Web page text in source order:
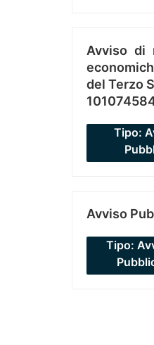
Avviso di
del Terzo
Tipo:
Avviso
Tipo: